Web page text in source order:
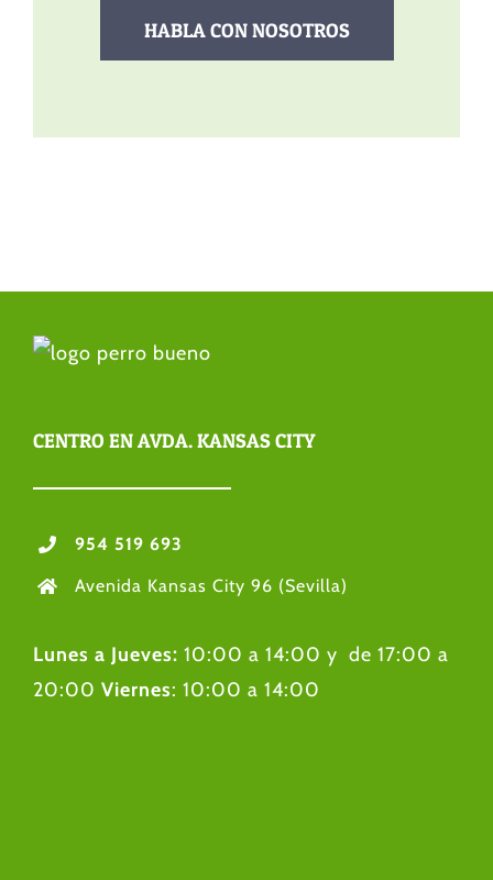
HABLA CON NOSOTROS
CENTRO EN AVDA. KANSAS CITY
954 519 693
Avenida Kansas City 96 (Sevilla)
Lunes a Jueves: 10:00 a 14:00 y de 17:00 a
20:00 Viernes: 10:00 a 14:00